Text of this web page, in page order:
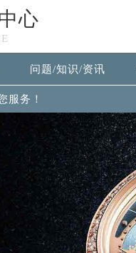
心
问题/知识/资讯
服务！